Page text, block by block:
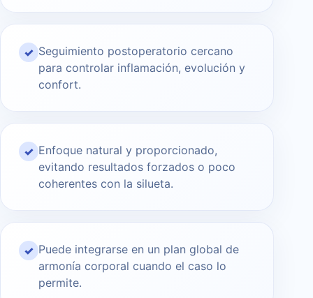
✓ Seguimiento postoperatorio cercano
para controlar inflamación, evolución y
confort.
✓ Enfoque natural y proporcionado,
evitando resultados forzados o poco
coherentes con la silueta.
✓ Puede integrarse en un plan global de
armonía corporal cuando el caso lo
permite.